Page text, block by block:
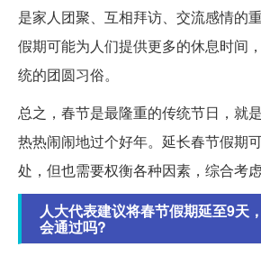
是家人团聚、互相拜访、交流感情的
假期可能为人们提供更多的休息时间
统的团圆习俗。
总之，春节是最隆重的传统节日，就
热热闹闹地过个好年。延长春节假期
处，但也需要权衡各种因素，综合考虑
人大代表建议将春节假期延至9天
会通过吗?